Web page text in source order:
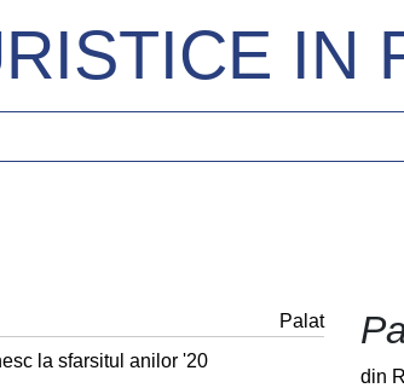
IN
Palat
la sfarsitul anilor '20
din